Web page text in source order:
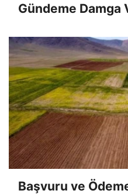
Gündeme Damga
Başvuru ve